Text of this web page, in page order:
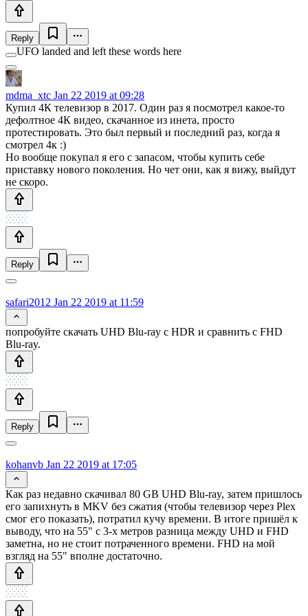
Reply
UFO landed and left these words here
mdma_xtc Jan 22 2019 at 09:28
Купил 4К телевизор в 2017. Один раз я посмотрел какое-то
дефолтное 4К видео, скачанное из инета, просто
протестировать. Это был первый и последний раз, когда я
смотрел 4к :)
Но вообще покупал я его с запасом, чтобы купить себе
приставку нового поколения. Но чет они, как я вижу, выйдут
не скоро.
Reply
safari2012 Jan 22 2019 at 11:59
попробуйте скачать UHD Blu-ray c HDR и сравнить с FHD
Blu-ray.
Reply
kohanvb Jan 22 2019 at 17:05
Как раз недавно скачивал 80 GB UHD Blu-ray, затем пришлось
его запихнуть в MKV без сжатия (чтобы телевизор через Plex
смог его показать), потратил кучу времени. В итоге пришёл к
выводу, что на 55" с 3-х метров разница между UHD и FHD
заметна, но не стоит потраченного времени. FHD на мой
взгляд на 55" вполне достаточно.